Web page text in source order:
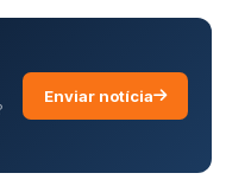
Enviar notícia